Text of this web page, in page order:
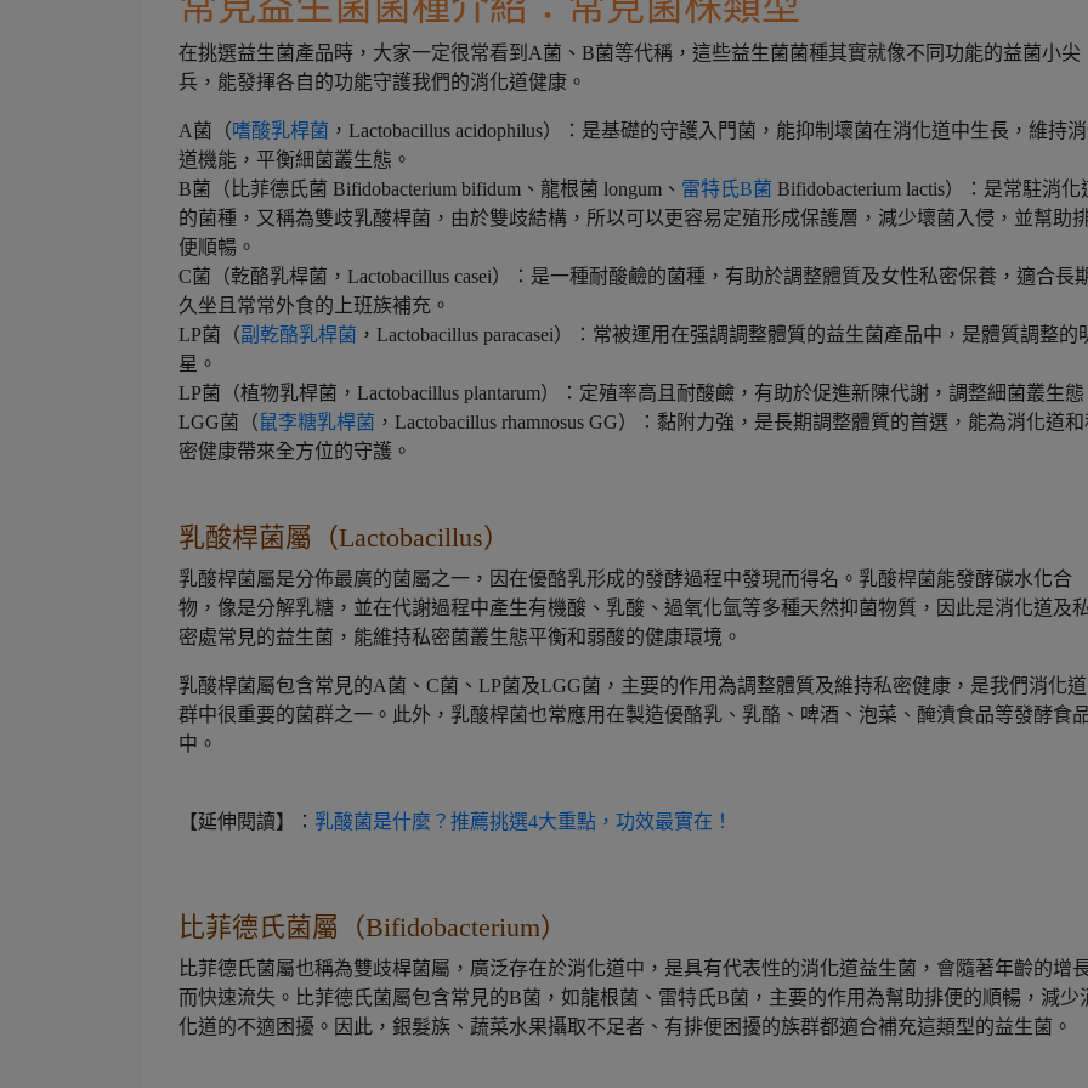
在挑選益生菌產品時，大家一定很常看到A菌、B菌等代稱，這些益生菌菌種其實就像不同功能的益菌小尖
兵，能發揮各自的功能守護我們的消化道健康。
A菌（嗜酸乳桿菌 ，Lactobacillus acidophilus）：是基礎的守護入門菌，能抑制壞菌在消化道中生長，維持
道機能，平衡細菌叢生態。
B菌（比菲德氏菌 Bifidobacterium bifidum、龍根菌 longum、 雷特氏B菌 Bifidobacterium lactis）：是常駐消化
的菌種，又稱為雙歧乳酸桿菌，由於雙歧結構，所以可以更容易定殖形成保護層，減少壞菌入侵，並幫助
便順暢。
C菌（乾酪乳桿菌，Lactobacillus casei）：是一種耐酸鹼的菌種，有助於調整體質及女性私密保養，適合長
久坐且常常外食的上班族補充。
LP菌（副乾酪乳桿菌 ，Lactobacillus paracasei）：常被運用在强調調整體質的益生菌產品中，是體質調整的
星。
LP菌（植物乳桿菌，Lactobacillus plantarum）：定殖率高且耐酸鹼，有助於促進新陳代謝，調整細菌叢生態
LGG菌（鼠李糖乳桿菌 ，Lactobacillus rhamnosus GG）：黏附力強，是長期調整體質的首選，能為消化道和
密健康帶來全方位的守護。
乳酸桿菌屬（Lactobacillus）
乳酸桿菌屬是分佈最廣的菌屬之一，因在優酪乳形成的發酵過程中發現而得名。乳酸桿菌能發酵碳水化合
物，像是分解乳糖，並在代謝過程中產生有機酸、乳酸、過氧化氫等多種天然抑菌物質，因此是消化道及
密處常見的益生菌，能維持私密菌叢生態平衡和弱酸的健康環境。
乳酸桿菌屬包含常見的A菌、C菌、LP菌及LGG菌，主要的作用為調整體質及維持私密健康，是我們消化
群中很重要的菌群之一。此外，乳酸桿菌也常應用在製造優酪乳、乳酪、啤酒、泡菜、醃漬食品等發酵食
中。
【延伸閱讀】： 乳酸菌是什麼？推薦挑選4大重點，功效最實在！
比菲德氏菌屬（Bifidobacterium）
比菲德氏菌屬也稱為雙歧桿菌屬，廣泛存在於消化道中，是具有代表性的消化道益生菌，會隨著年齡的增
而快速流失。比菲德氏菌屬包含常見的B菌，如龍根菌、雷特氏B菌，主要的作用為幫助排便的順暢，減少
化道的不適困擾。因此，銀髮族、蔬菜水果攝取不足者、有排便困擾的族群都適合補充這類型的益生菌。